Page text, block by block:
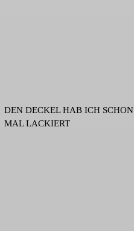
DEN DECKEL HAB ICH SCHON
MAL LACKIERT